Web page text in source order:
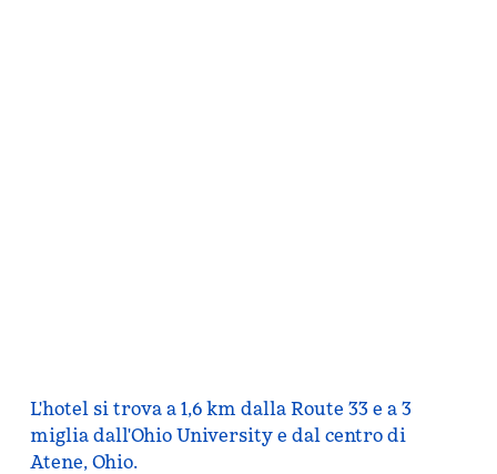
L'hotel si trova a 1,6 km dalla Route 33 e a 3
miglia dall'Ohio University e dal centro di
Atene, Ohio.